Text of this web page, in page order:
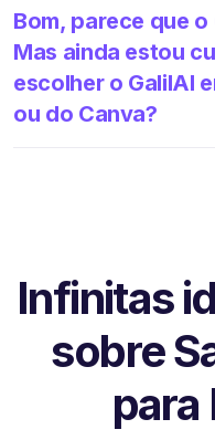
Bom, parece que
Mas ainda estou
escolher o GalilAI
ou do Canva?
Infinitas
sobre